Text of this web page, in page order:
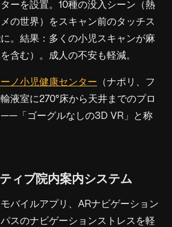
ーを設置。10種の没入シーン（熱
の世界）をスキャン前のタッチス
。結果：多くの小児スキャンが麻
含む）。成人の不安も軽減。
ノ小児健康センター （ナポリ、フ
液室に270°床から天井までのプロ
——「ゴーグルなしの3D VR」と称
ィブ院内案内システム
バイルアプリ、ARナビゲーション
スのナビゲーションストレスを軽